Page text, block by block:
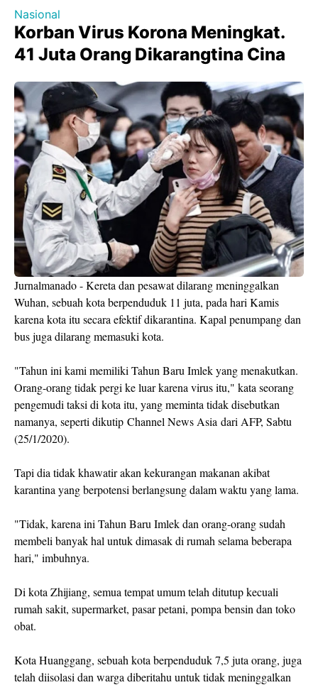
Nasional
Korban Virus Korona Meningkat.
41 Juta Orang Dikarangtina Cina
Jurnalmanado - Kereta dan pesawat dilarang meninggalkan
Wuhan, sebuah kota berpenduduk 11 juta, pada hari Kamis
karena kota itu secara efektif dikarantina. Kapal penumpang dan
bus juga dilarang memasuki kota.
"Tahun ini kami memiliki Tahun Baru Imlek yang menakutkan.
Orang-orang tidak pergi ke luar karena virus itu," kata seorang
pengemudi taksi di kota itu, yang meminta tidak disebutkan
namanya, seperti dikutip Channel News Asia dari AFP, Sabtu
(25/1/2020).
Tapi dia tidak khawatir akan kekurangan makanan akibat
karantina yang berpotensi berlangsung dalam waktu yang lama.
"Tidak, karena ini Tahun Baru Imlek dan orang-orang sudah
membeli banyak hal untuk dimasak di rumah selama beberapa
hari," imbuhnya.
Di kota Zhijiang, semua tempat umum telah ditutup kecuali
rumah sakit, supermarket, pasar petani, pompa bensin dan toko
obat.
Kota Huanggang, sebuah kota berpenduduk 7,5 juta orang, juga
telah diisolasi dan warga diberitahu untuk tidak meninggalkan